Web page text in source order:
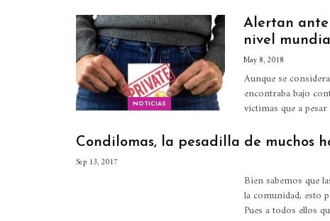
NOTICIAS
Alertan
nivel
May 8, 2018
Aunque se
encontraba bajo
víctimas que a
Condilomas, la pesadilla de muchos
Sep 13, 2017
Bien sabemos que
la comunidad, esto
Pues a todos ellos